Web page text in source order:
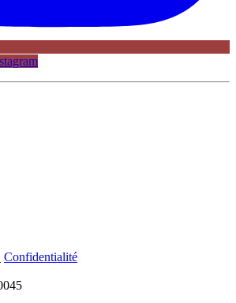
Confidentialité